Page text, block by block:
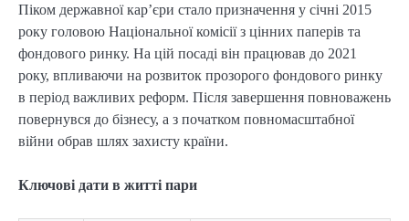
Піком державної кар’єри стало призначення у січні 2015
року головою Національної комісії з цінних паперів та
фондового ринку. На цій посаді він працював до 2021
року, впливаючи на розвиток прозорого фондового ринку
в період важливих реформ. Після завершення повноважень
повернувся до бізнесу, а з початком повномасштабної
війни обрав шлях захисту країни.
Ключові дати в житті пари